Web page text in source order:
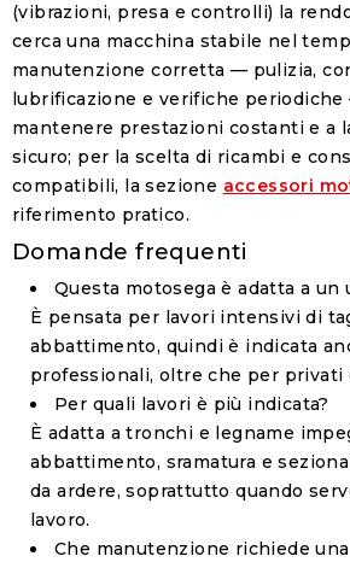
(vibrazioni, presa e controlli) la
cerca una macchina stabile nel
manutenzione corretta — pulizia,
lubrificazione e verifiche
mantenere prestazioni costanti e a
sicuro; per la scelta di ricambi e
compatibili, la sezione accessori
riferimento pratico.
Domande frequenti
Questa motosega è adatta a un
È pensata per lavori intensivi di
abbattimento, quindi è indicata
professionali, oltre che per privati
Per quali lavori è più indicata?
È adatta a tronchi e legname
abbattimento, sramatura e
da ardere, soprattutto quando
lavoro.
Che manutenzione richiede